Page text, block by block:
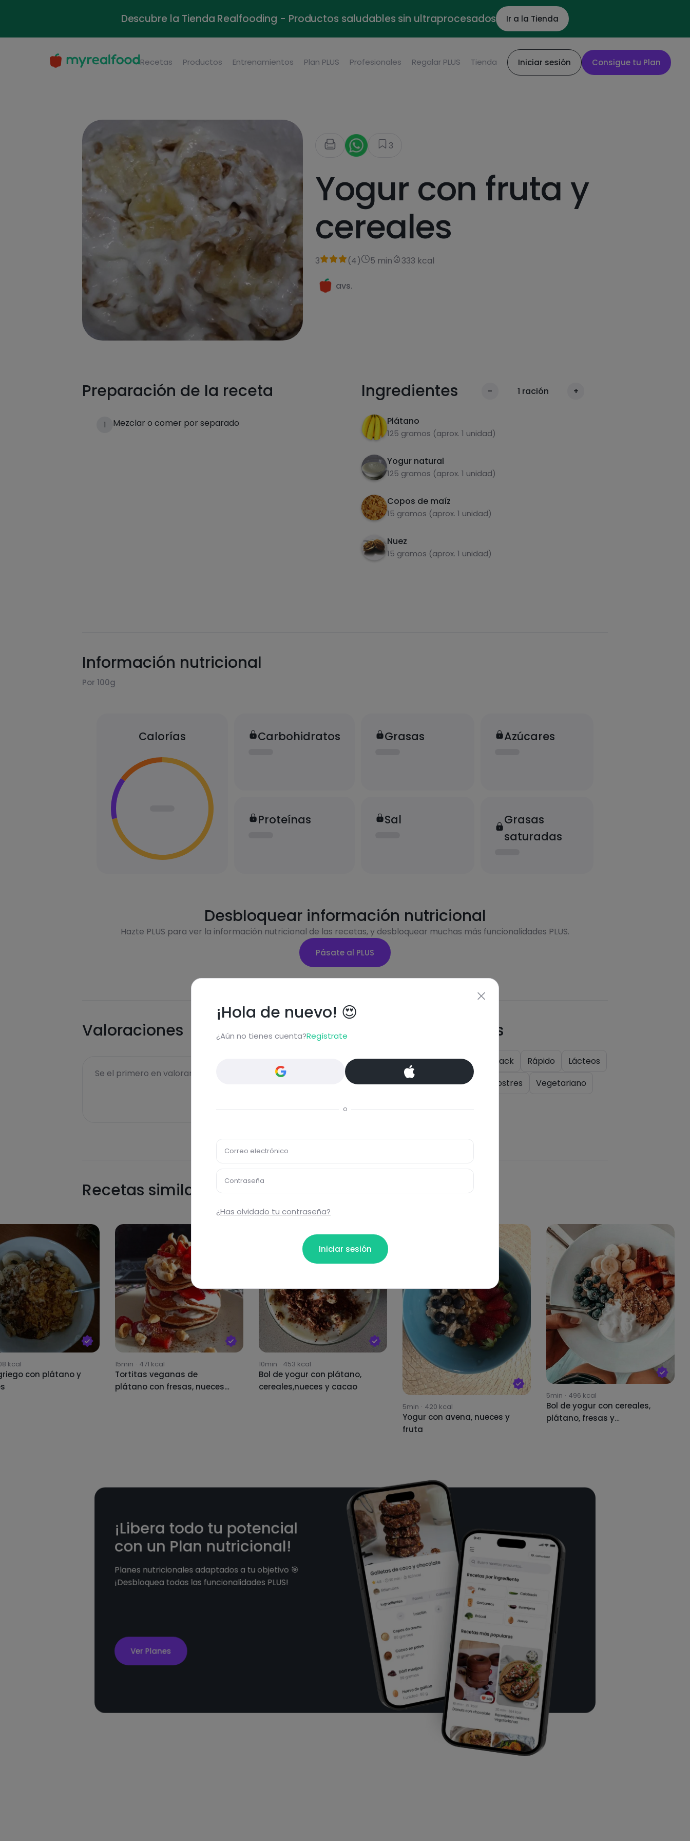
Descubre la Tienda Realfooding - Productos saludables sin ultraprocesados Ir a la Tienda
Recetas Productos Entrenamientos Plan PLUS Profesionales Regalar PLUS Tienda Iniciar sesión Consigue tu Plan
3
Yogur con fruta y
cereales
3 (4) 5 min 333 kcal
avs.
Preparación de la receta
1 Mezclar o comer por separado
Ingredientes - 1 ración +
Plátano
125 gramos (aprox. 1 unidad)
Yogur natural
125 gramos (aprox. 1 unidad)
Copos de maíz
15 gramos (aprox. 1 unidad)
Nuez
15 gramos (aprox. 1 unidad)
Información nutricional
Por 100g
Calorías Carbohidratos
Proteínas
Grasas
Sal
Azúcares
Grasas
saturadas
Desbloquear información nutricional
Hazte PLUS para ver la información nutricional de las recetas, y desbloquear muchas más funcionalidades PLUS.
Pásate al PLUS
Valoraciones
Se el primero en valorar esta receta...
Etiquetas
Cereales Snack Rápido
Lácteos
Sin gluten
Postres Vegetariano
Recetas similares
kcal
con plátano y
15min · 471 kcal
Tortitas veganas de
plátano con fresas, nueces
10min · 453 kcal
Bol de yogur con plátano,
cereales,nueces y cacao
5min · 420 kcal
Yogur con avena, nueces y
fruta
5min · 496 kcal
Bol de yogur con cereales,
plátano, fresas y
¡Libera todo tu potencial
con un Plan nutricional!
Planes nutricionales adaptados a tu objetivo 🎯
¡Desbloquea todas las funcionalidades PLUS!
Ver Planes
¡Hola de nuevo! 😍
¿Aún no tienes cuenta?Regístrate
o
Correo electrónico
Contraseña
¿Has olvidado tu contraseña?
Iniciar sesión